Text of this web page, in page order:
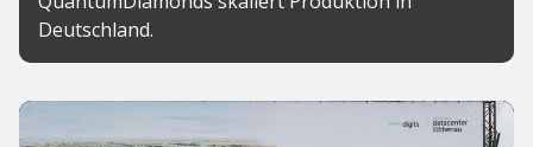
Deutschland.